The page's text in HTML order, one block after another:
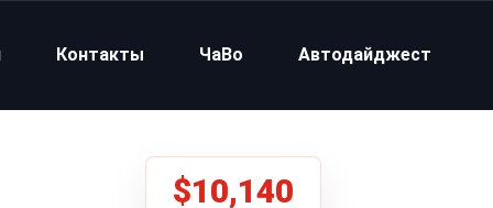
Контакты ЧаВо Автодайджест
$10,140